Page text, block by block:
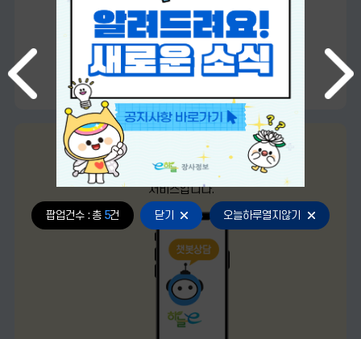
e스카이 에듀
(온라인 교육서비스)
"하늘e" 서비스
장사정보 챗봇(chatbot)
서비스입니다.
팝업건수 : 총 5건 닫기 오늘하루열지않기